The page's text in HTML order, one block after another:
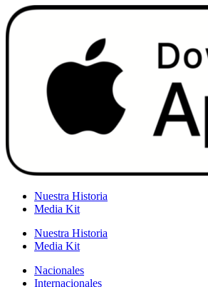
Nuestra Historia
Media Kit
Nuestra Historia
Media Kit
Nacionales
Internacionales